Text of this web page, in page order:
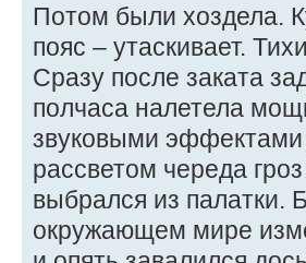
Потом были хоздела.
пояс – утаскивает.
Сразу после заката
полчаса налетела
звуковыми эффектами
рассветом череда
выбрался из палатки.
окружающем мире